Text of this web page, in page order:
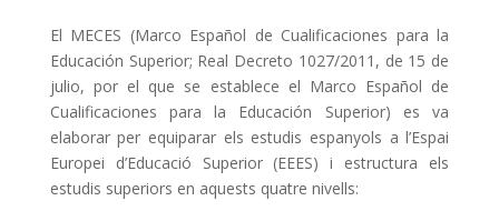
El MECES (Marco Español de Cualificaciones para la
Educación Superior; Real Decreto 1027/2011, de 15 de
julio, por el que se establece el Marco Español de
Cualificaciones para la Educación Superior) es va
elaborar per equiparar els estudis espanyols a l’Espai
Europei d’Educació Superior (EEES) i estructura els
estudis superiors en aquests quatre nivells: